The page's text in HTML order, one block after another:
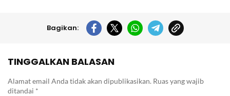
Bagikan:
TINGGALKAN BALASAN
Alamat email Anda tidak akan dipublikasikan. Ruas yang wajib
ditandai *